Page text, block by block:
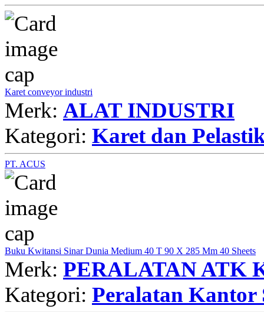
Karet conveyor industri
Merk: ALAT INDUSTRI
Kategori: Karet dan
PT. ACUS
Buku Kwitansi Sinar Dunia Medium 40 T 90 X 285 Mm 40 Sheets
Merk: PERALATAN ATK
Kategori: Peralatan Kantor